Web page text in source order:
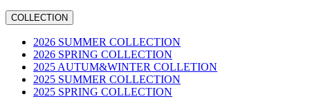
COLLECTION
2026 SUMMER COLLECTION
2026 SPRING COLLECTION
2025 AUTUM&WINTER COLLETION
2025 SUMMER COLLECTION
2025 SPRING COLLECTION